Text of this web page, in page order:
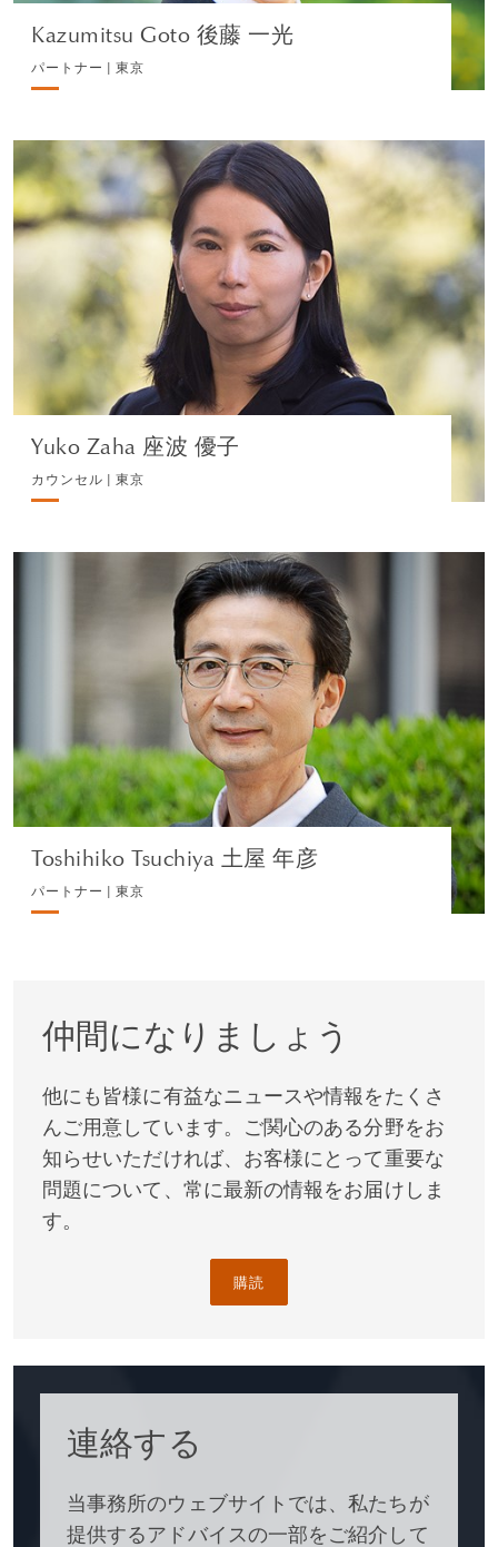
Kazumitsu Goto 後藤 一光
パートナー | 東京
Yuko Zaha 座波 優子
カウンセル | 東京
Yuko Zaha 座波 優子
カウンセル | 東京
コーポレート
プロフィールを見る
Toshihiko Tsuchiya 土屋 年彦
パートナー | 東京
Toshihiko Tsuchiya 土屋 年彦
パートナー | 東京
プロフィールを見る
仲間になりましょう
他にも皆様に有益なニュースや情報をたくさ
んご用意しています。ご関心のある分野をお
知らせいただければ、お客様にとって重要な
問題について、常に最新の情報をお届けしま
す。
購読
連絡する
当事務所のウェブサイトでは、私たちが
提供するアドバイスの一部をご紹介して